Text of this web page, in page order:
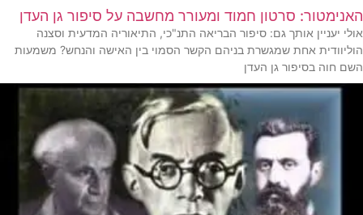
האנימטור: סרטון חמוד ומעורר מחשבה על סיפור גן העדן
אולי יעניין אותך גם: סיפור הבריאה התנ"כי, התיאוריה המדעית וסצנה
הוליוודית אחת שמגשרת בניהם הקשר הסמוי בין האישה והנחש? משמעות
השם חוה בסיפור גן העדן